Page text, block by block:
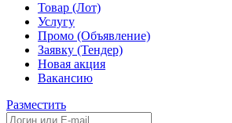
Товар (Лот)
Услугу
Промо (Объявление)
Заявку (Тендер)
Новая акция
Вакансию
Разместить